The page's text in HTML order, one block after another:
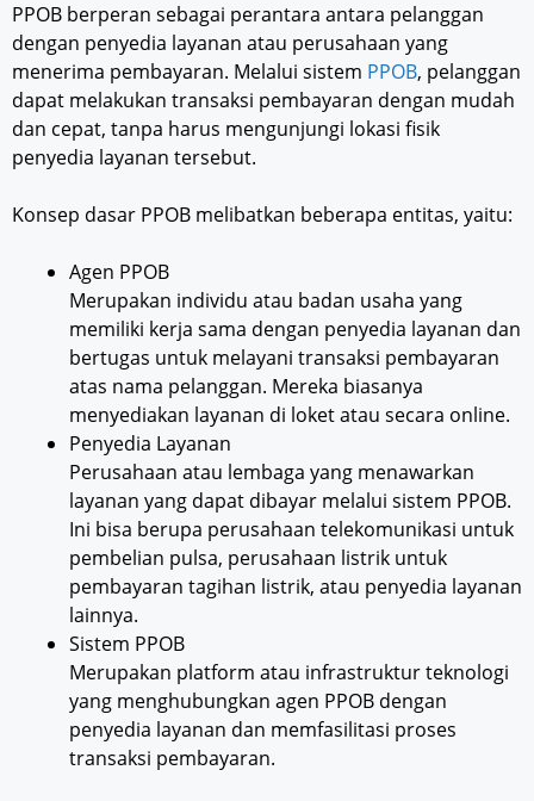
PPOB berperan sebagai perantara antara pelanggan
dengan penyedia layanan atau perusahaan yang
menerima pembayaran. Melalui sistem PPOB, pelanggan
dapat melakukan transaksi pembayaran dengan mudah
dan cepat, tanpa harus mengunjungi lokasi fisik
penyedia layanan tersebut.
Konsep dasar PPOB melibatkan beberapa entitas, yaitu:
Agen PPOB
Merupakan individu atau badan usaha yang
memiliki kerja sama dengan penyedia layanan dan
bertugas untuk melayani transaksi pembayaran
atas nama pelanggan. Mereka biasanya
menyediakan layanan di loket atau secara online.
Penyedia Layanan
Perusahaan atau lembaga yang menawarkan
layanan yang dapat dibayar melalui sistem PPOB.
Ini bisa berupa perusahaan telekomunikasi untuk
pembelian pulsa, perusahaan listrik untuk
pembayaran tagihan listrik, atau penyedia layanan
lainnya.
Sistem PPOB
Merupakan platform atau infrastruktur teknologi
yang menghubungkan agen PPOB dengan
penyedia layanan dan memfasilitasi proses
transaksi pembayaran.